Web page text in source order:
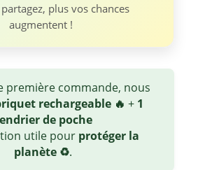
plus vos chances
augmentent !
première commande, nous
rechargeable 🔥 + 1
de poche
utile pour protéger la
planète ♻️.